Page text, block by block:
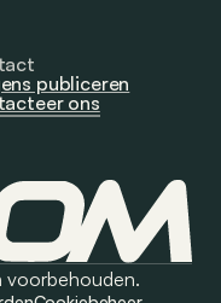
publiceren
ons